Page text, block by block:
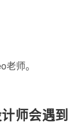
师。
师会遇到